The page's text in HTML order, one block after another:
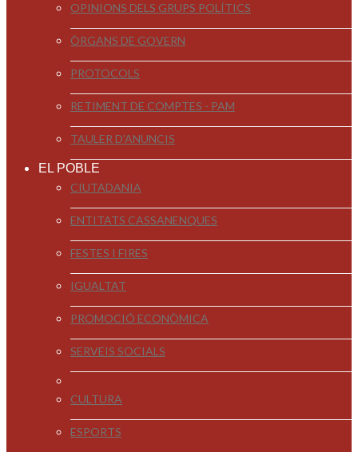
OPINIONS DELS GRUPS POLÍTICS
ÒRGANS DE GOVERN
PROTOCOLS
RETIMENT DE COMPTES - PAM
TAULER D'ANUNCIS
EL POBLE
CIUTADANIA
ENTITATS CASSANENQUES
FESTES I FIRES
IGUALTAT
PROMOCIÓ ECONÒMICA
SERVEIS SOCIALS
CULTURA
ESPORTS